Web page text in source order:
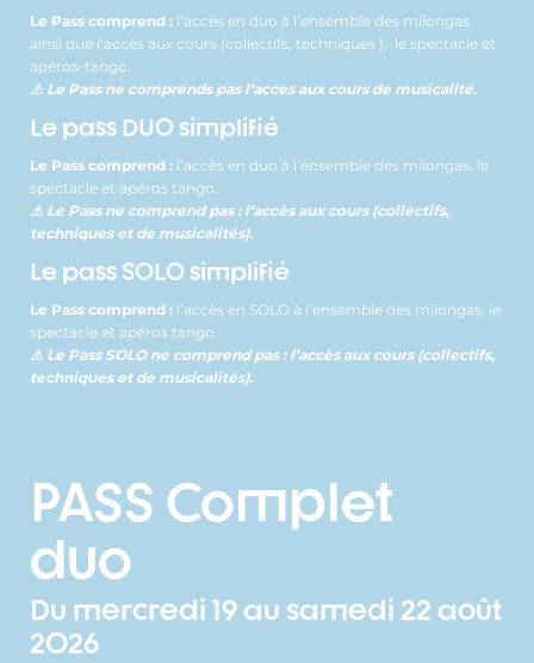
Le Pass comprend : l’accès en duo à l’ensemble des milongas
ainsi que l’accès aux cours (collectifs, techniques ), le spectacle et
apéros-tango.
⚠ Le Pass ne comprends pas l’acces aux cours de musicalité.
Le pass DUO simplifié
Le Pass comprend : l’accès en duo à l’ensemble des milongas, le
spectacle et apéros tango.
⚠ Le Pass ne comprend pas : l’accès aux cours (collectifs,
techniques et de musicalités).
Le pass SOLO simplifié
Le Pass comprend : l’accès en SOLO à l’ensemble des milongas, le
spectacle et apéros tango.
⚠ Le Pass SOLO ne comprend pas : l’accès aux cours (collectifs,
techniques et de musicalités).
PASS Complet
duo
Du mercredi 19 au samedi 22 août
2026